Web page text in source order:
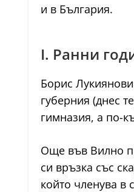
и в България.
I. Ранни
Борис
губерния (днес
гимназия, а по-
Още във Вилно
си връзка със
който членува в